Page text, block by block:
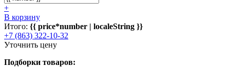
+
В корзину
Итого: {{ price*number | localeString }}
+7 (863) 322-10-32
Уточнить цену
Подборки товаров: